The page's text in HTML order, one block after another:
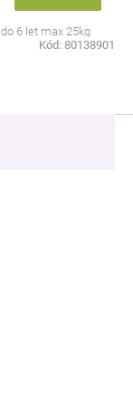
6 let max 25kg
Kód: 80138901